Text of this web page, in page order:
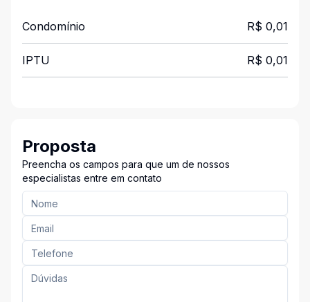
Condomínio R$ 0,01
IPTU R$ 0,01
Proposta
Preencha os campos para que um de nossos
especialistas entre em contato